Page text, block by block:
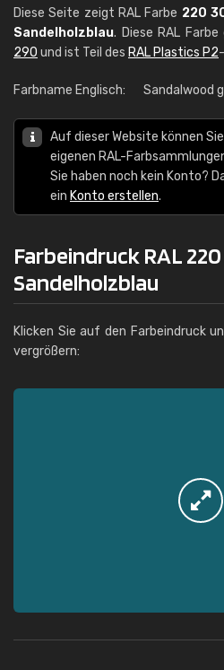
Diese Seite zeigt RAL Farbe 220
Sandelholzblau. Diese RAL
290 und ist Teil des RAL Plastics P2
Farbname Englisch: Sandalwood
Auf dieser Website können
eigenen RAL-
Sie haben noch kein Konto?
ein Konto erstellen.
Farbeindruck RAL
Sandelholzblau
Klicken Sie auf den Farbeindruck
vergrößern: